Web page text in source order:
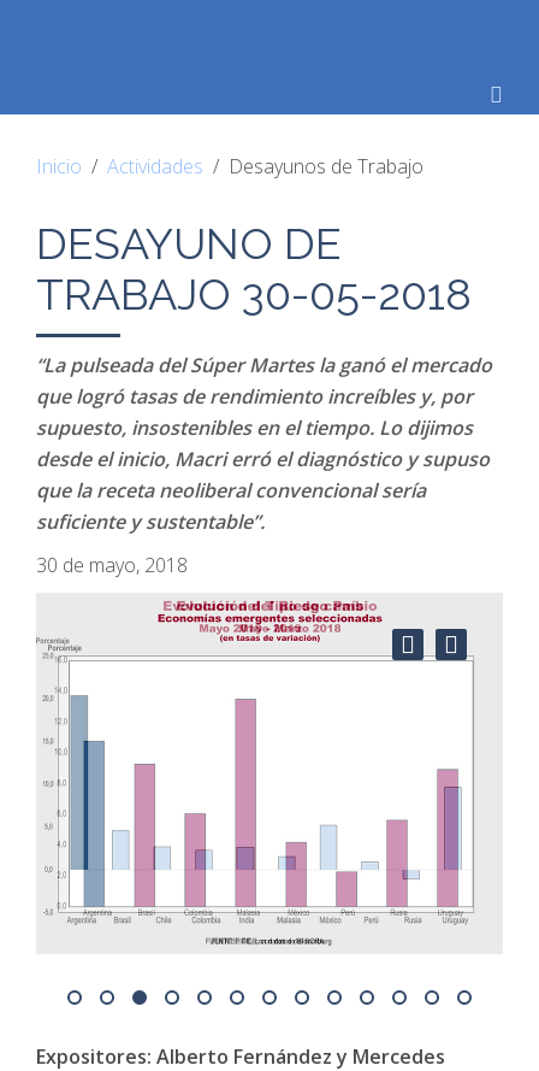
Inicio Actividades Desayunos de Trabajo
DESAYUNO DE
TRABAJO 30-05-2018
“La pulseada del Súper Martes la ganó el mercado
que logró tasas de rendimiento increíbles y, por
supuesto, insostenibles en el tiempo. Lo dijimos
desde el inicio, Macri erró el diagnóstico y supuso
que la receta neoliberal convencional sería
suficiente y sustentable”.
30 de mayo, 2018
02 03 04 05 06 07 08 09 10 11 12 13 14
Expositores: Alberto Fernández y Mercedes